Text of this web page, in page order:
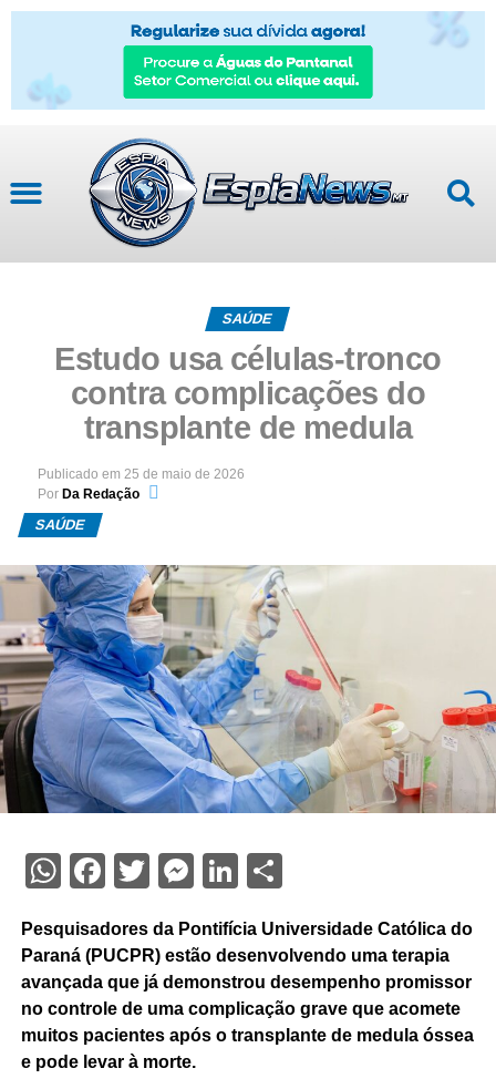
SAÚDE
Estudo usa células-tronco
contra complicações do
transplante de medula
Publicado em 25 de maio de 2026
Por Da Redação
SAÚDE
WhatsApp
Facebook
Twitter
Messenger
LinkedIn
Share
Pesquisadores da Pontifícia Universidade Católica do
Paraná (PUCPR) estão desenvolvendo uma terapia
avançada que já demonstrou desempenho promissor
no controle de uma complicação grave que acomete
muitos pacientes após o transplante de medula óssea
e pode levar à morte.